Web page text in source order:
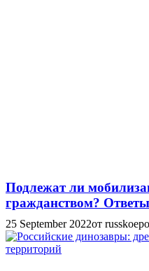
Подлежат ли
гражданством?
25 September 2022от